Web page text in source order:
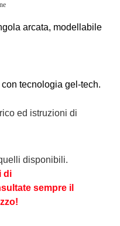
arcata, modellabile
tecnologia gel-tech.
ed istruzioni di
disponibili.
di
sempre il